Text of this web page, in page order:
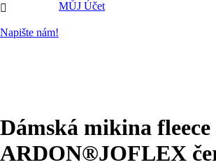

Napište nám!
MŮJ Účet
Dámská mikina fleece
ARDON®JOFLEX